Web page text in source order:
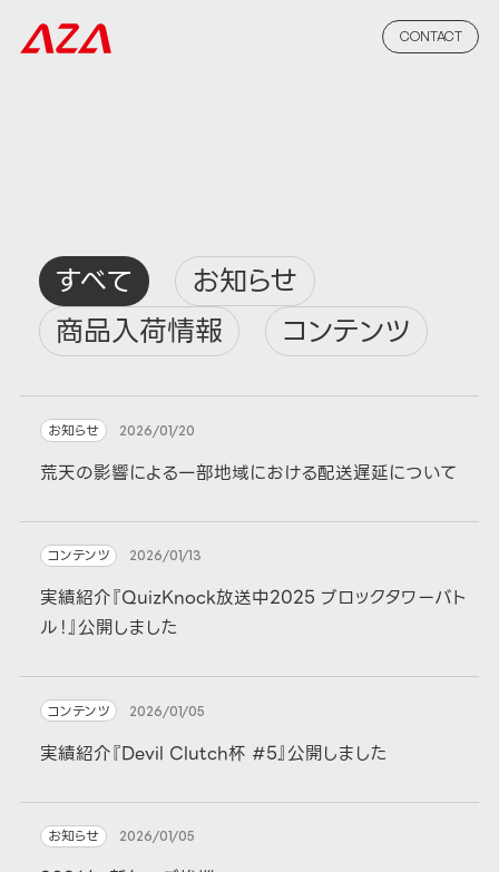
CONTACT
すべて
お知らせ
商品入荷情報
コンテンツ
お知らせ 2026/01/20
荒天の影響による一部地域における配送遅延について
コンテンツ 2026/01/13
実績紹介『QuizKnock放送中2025 ブロックタワーバト
ル！』公開しました
コンテンツ 2026/01/05
実績紹介『Devil Clutch杯 #5』公開しました
お知らせ 2026/01/05